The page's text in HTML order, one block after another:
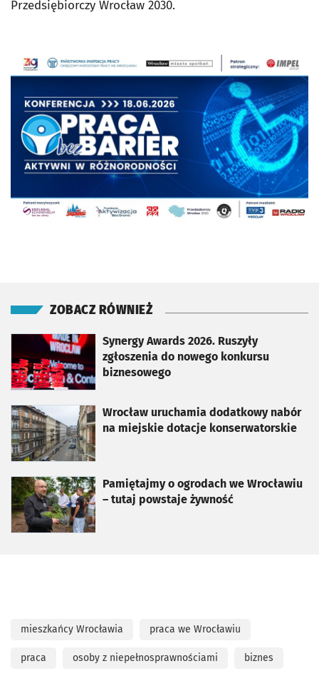
Przedsiębiorczy Wrocław 2030.
ZOBACZ RÓWNIEŻ
Synergy Awards 2026. Ruszyły
zgłoszenia do nowego konkursu
biznesowego
otworzy się w nowej karcie
Wrocław uruchamia dodatkowy nabór
na miejskie dotacje konserwatorskie
otworzy się w nowej karcie
Pamiętajmy o ogrodach we Wrocławiu
– tutaj powstaje żywność
otworzy się w nowej karcie
mieszkańcy Wrocławia praca we Wrocławiu
praca osoby z niepełnosprawnościami biznes